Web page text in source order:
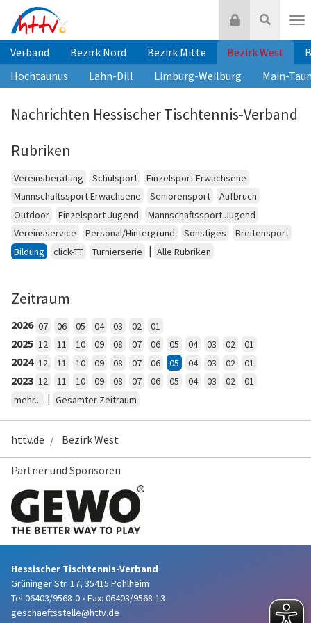
Inhalt
springen
Suche
Login
Verband Bezirk Nord Bezirk Mitte Bezirk West
Hochtaunus
Lahn-Dill Limburg-Weilburg Main-
Nachrichten Hessischer Tischtennis-Verband
Rubriken
Vereinsberatung Schulsport
Einzelsport Erwachsene
Mannschaftssport Erwachsene
Seniorensport
Aufbruch
Outdoor
Einzelsport Jugend
Mannschaftssport Jugend
Vereinsservice
Personal/Hintergrund Sonstiges
Breitensport
Bildung
click-TT Turnierserie | Alle Rubriken
Zeitraum
2026 07 06 05 04 03 02 01
2025 12 11 10 09 08 07 06 05 04 03 02 01
2024 12 11 10 09 08 07 06 05 04 03 02 01
2023 12 11 10 09 08 07 06 05 04 03 02
01
mehr...
| Gesamter Zeitraum
httv.de Bezirk West
Partner und Sponsoren
Hessischer Tischtennis-Verband
Grüninger Str. 17, 35415 Pohlheim
Tel 06403/9568-0 • Fax: 06403/9568-13
geschaeftsstelle@httv.de